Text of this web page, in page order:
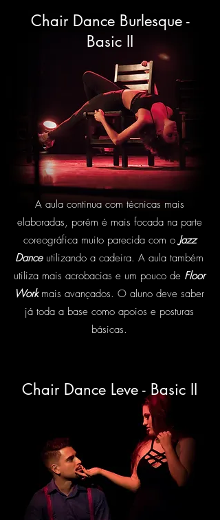
Chair Dance Burlesque -
Basic II
A aula continua com técnicas mais
elaboradas, porém é mais focada na parte
coreográfica muito parecida com oJazz
Danceutilizando a cadeira. A aula também
utiliza mais acrobacias e um pouco de Floor
Workmais avançados. O aluno deve saber
já toda a base como apoios e posturas
básicas.
Chair Dance Leve - Basic II